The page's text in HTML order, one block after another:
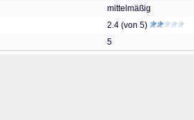
mittelmäßig
2.4 (von 5)
5